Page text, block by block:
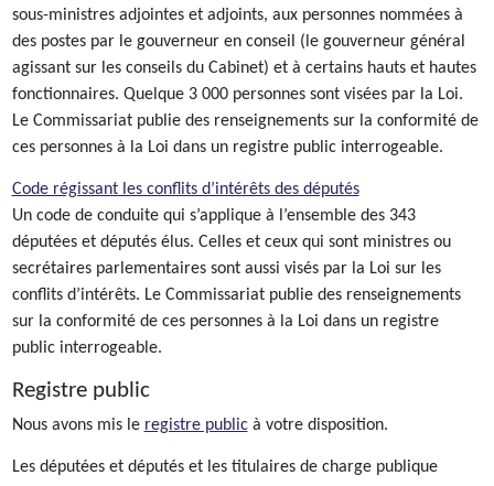
sous-ministres adjointes et adjoints, aux personnes nommées à
des postes par le gouverneur en conseil (le gouverneur général
agissant sur les conseils du Cabinet) et à certains hauts et hautes
fonctionnaires. Quelque 3 000 personnes sont visées par la Loi.
Le Commissariat publie des renseignements sur la conformité de
ces personnes à la Loi dans un registre public interrogeable.
Code régissant les conflits d’intérêts des députés
Un code de conduite qui s’applique à l’ensemble des 343
députées et députés élus. Celles et ceux qui sont ministres ou
secrétaires parlementaires sont aussi visés par la Loi sur les
conflits d’intérêts. Le Commissariat publie des renseignements
sur la conformité de ces personnes à la Loi dans un registre
public interrogeable.
Registre public
Nous avons mis le registre publicà votre disposition.
Les députées et députés et les titulaires de charge publique